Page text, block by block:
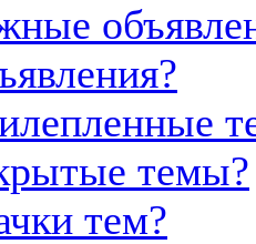
темы?
тем?